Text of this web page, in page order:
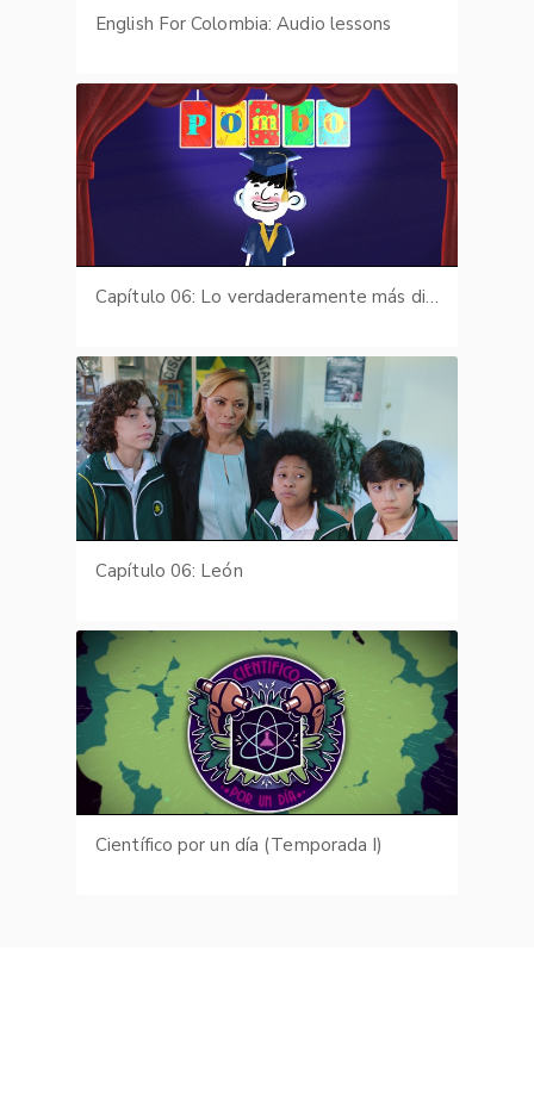
English For Colombia: Audio lessons
Capítulo 06: Lo verdaderamente más difícil
Capítulo 06: León
Científico por un día (Temporada I)